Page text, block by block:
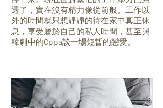
透了，實在沒有精力像從前般。工作以
外的時間就只想靜靜的待在家中真正休
息，享受屬於自己的私人時間，甚至與
韓劇中的Oppa談一場短暫的戀愛。